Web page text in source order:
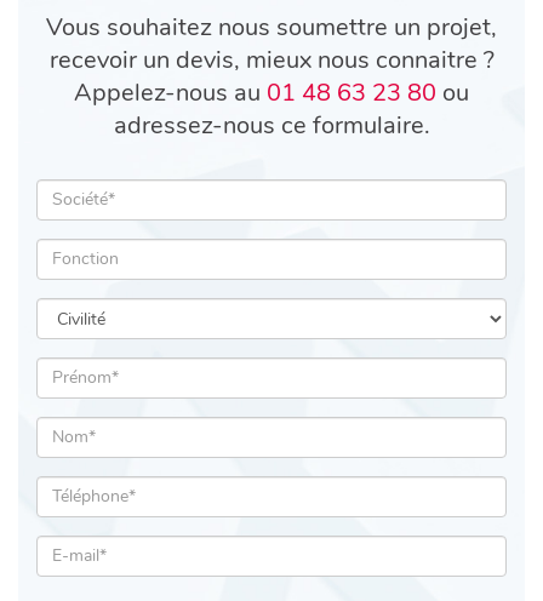
Vous souhaitez nous soumettre un projet,
recevoir un devis, mieux nous connaitre ?
Appelez-nous au 01 48 63 23 80 ou
adressez-nous ce formulaire.